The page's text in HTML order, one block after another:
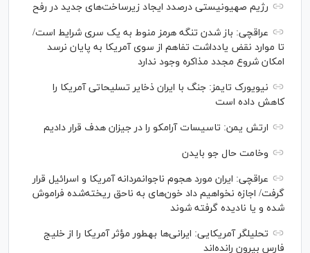
رژیم صهیونیستی درصدد ایجاد زیرساخت‌های جدید در رفح
عراقچی: باز شدن تنگه هرمز منوط به یک سری شرایط است/
تا موارد نقض یادداشت تفاهم از سوی آمریکا به پایان نرسد
امکان شروع مجدد مذاکره وجود ندارد
نیویورک تایمز: جنگ با ایران ذخایر تسلیحاتی آمریکا را
کاهش داده است
ارتش یمن: تاسیسات آرامکو را در جیزان هدف قرار دادیم
وخامت حال جو بایدن
عراقچی: ایران مورد هجوم ناجوانمردانه آمریکا و اسرائیل قرار
گرفت/ اجازه نخواهیم داد خون‌های به ناحق ریخته‌شده فراموش
شده و یا نادیده گرفته شوند
تحلیلگر آمریکایی: ایرانی‌ها به‎طور مؤثر آمریکا را از خلیج
فارس بیرون رانده‌اند